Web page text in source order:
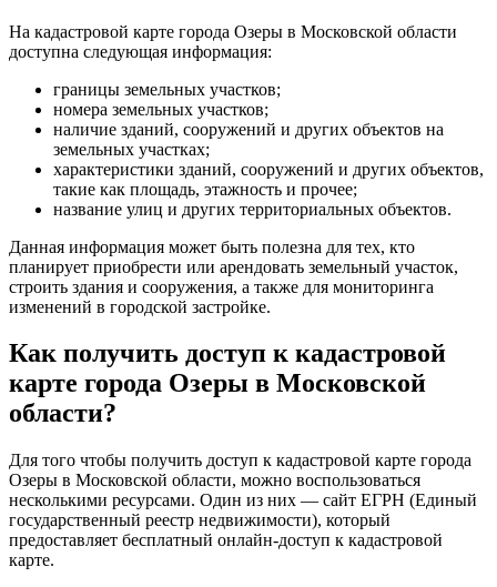
На кадастровой карте города Озеры в Московской области
доступна следующая информация:
границы земельных участков;
номера земельных участков;
наличие зданий, сооружений и других объектов на
земельных участках;
характеристики зданий, сооружений и других объектов,
такие как площадь, этажность и прочее;
название улиц и других территориальных объектов.
Данная информация может быть полезна для тех, кто
планирует приобрести или арендовать земельный участок,
строить здания и сооружения, а также для мониторинга
изменений в городской застройке.
Как получить доступ к кадастровой
карте города Озеры в Московской
области?
Для того чтобы получить доступ к кадастровой карте города
Озеры в Московской области, можно воспользоваться
несколькими ресурсами. Один из них — сайт ЕГРН (Единый
государственный реестр недвижимости), который
предоставляет бесплатный онлайн-доступ к кадастровой
карте.